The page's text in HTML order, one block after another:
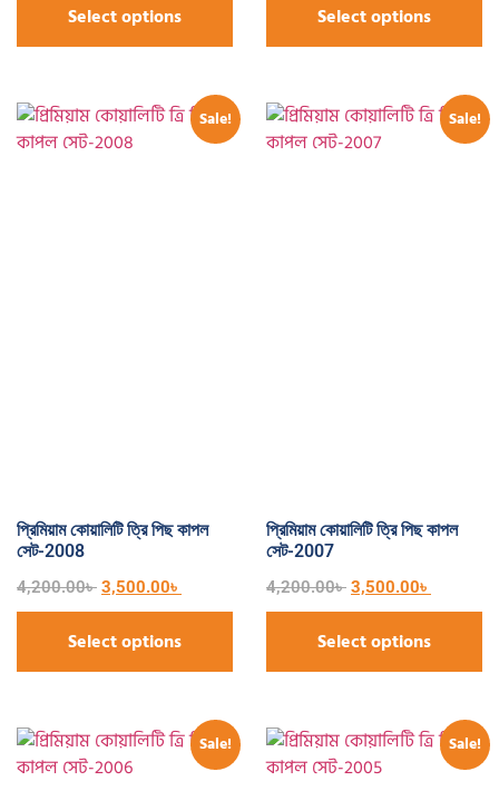
Select options Select options
Sale!
প্রিমিয়াম কোয়ালিটি ত্রি পিছ কাপল
সেট-2008
4,200.00৳ 3,500.00৳
Select options
Sale!
প্রিমিয়াম কোয়ালিটি ত্রি পিছ কাপল
সেট-2007
4,200.00৳ 3,500.00৳
Select options
Sale! Sale!